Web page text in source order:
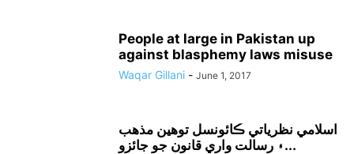
People at large in Pakistan up
against blasphemy laws misuse
Waqar Gillani - June 1, 2017
اسلامي نظرياتي ڪائونسل توهين مذهب
۽ رسالت واري قانون جو جائزو...